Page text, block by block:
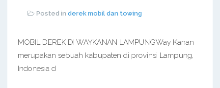
Posted in derek mobil dan towing
MOBIL DEREK DI WAYKANAN LAMPUNGWay Kanan
merupakan sebuah kabupaten di provinsi Lampung,
Indonesia d